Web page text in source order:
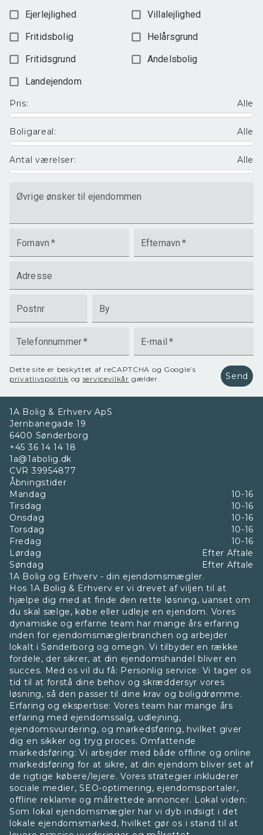
Ejerlejlighed
Villalejlighed
Fritidsbolig
Helårsgrund
Fritidsgrund
Andelsbolig
Landejendom
Pris: Alle
Boligareal: Alle
Antal værelser: Alle
Øvrige ønsker til ejendommen
Fornavn * Efternavn *
Adresse
Postnr By
Telefonnummer* E-mail *
Dette site er beskyttet af reCAPTCHA og Google’s
privatlivspolitik og servicevilkår gælder. Send
1A Bolig & Erhverv ApS
Jernbanegade 19
6400 Sønderborg
+45 36 14 14 18
1a@1abolig.dk
CVR 39954877
Åbningstider
Mandag
10-16
Tirsdag
10-16
Onsdag
10-16
Torsdag
10-16
Fredag
10-16
Lørdag
Efter Aftale
Søndag
Efter Aftale
1A Bolig og Erhverv - din ejendomsmægler.
Hos 1A Bolig & Erhverv er vi drevet af viljen til at
hjælpe dig med at finde den rette løsning, uanset om
du skal sælge, købe eller udleje en ejendom. Vores
dynamiske og erfarne team har mange års erfaring
inden for ejendomsmæglerbranchen og arbejder
lokalt i Sønderborg og omegn. Vi tilbyder en række
fordele, der sikrer, at din ejendomshandel bliver en
succes. Med os vil du få: Personlig service: Vi tager os
tid til at forstå dine behov og skræddersyr vores
løsning, så den passer til dine krav og boligdrømme.
Erfaring og ekspertise: Vores team har mange års
erfaring med ejendomssalg, udlejning,
ejendomsvurdering, og markedsføring, hvilket giver
dig en sikker og tryg proces. Omfattende
markedsføring: Vi arbejder med både offline og online
markedsføring for at sikre, at din ejendom bliver set af
de rigtige købere/lejere. Vores strategier inkluderer
sociale medier, SEO-optimering, ejendomsportaler,
offline reklame og målrettede annoncer. Lokal viden:
Som lokal ejendomsmægler har vi dyb indsigt i det
lokale ejendomsmarked, hvilket gør os i stand til at